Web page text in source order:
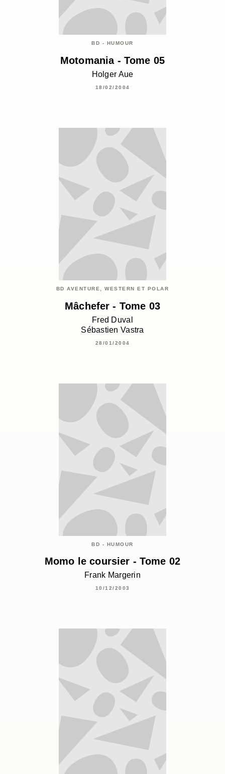
BD - HUMOUR
Motomania - Tome 05
Holger Aue
18/02/2004
BD AVENTURE, WESTERN ET POLAR
Mâchefer - Tome 03
Fred Duval
Sébastien Vastra
28/01/2004
BD - HUMOUR
Momo le coursier - Tome 02
Frank Margerin
10/12/2003